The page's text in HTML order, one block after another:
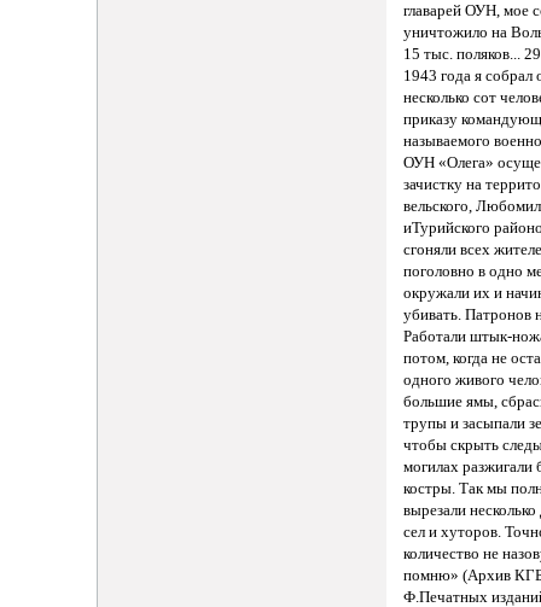
главарей ОУН, мое
уничтожило на
15 тыс. поляков...
1943 года я собрал
несколько сот
приказу
называемого
ОУН «Олега»
зачистку на
вельского,
иТурийского
сгоняли всех
поголовно в одно
окружали их и
убивать. Патронов
Работали штык-
потом, когда не
одного живого
большие ямы,
трупы и засыпали
чтобы скрыть
могилах разжигали
костры. Так мы
вырезали несколько
сел и хуторов.
количество не
помню» (Архив
Ф.Печатных